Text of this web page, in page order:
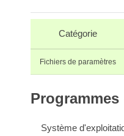
Catégorie
Fichiers de paramètres
Système